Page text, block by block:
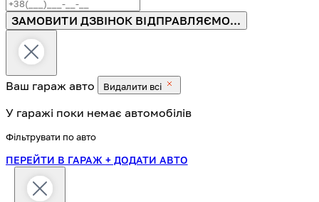
ЗАМОВИТИ ДЗВІНОК ВІДПРАВЛЯЄМО...
Ваш гараж авто Видалити всі
У гаражі поки немає автомобілів
Фільтрувати по авто
ПЕРЕЙТИ В ГАРАЖ + ДОДАТИ АВТО